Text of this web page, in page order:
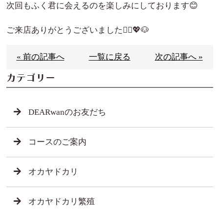
次回もふく君に会えるのを楽しみにしております😊
ご来店ありがとうございました🙇‍♀️💖🐶
« 前の記事へ 一覧に戻る 次の記事へ »
カテゴリー
DEARwanのお友だち
コースのご案内
オカヤドカリ
オカヤドカリ繁殖